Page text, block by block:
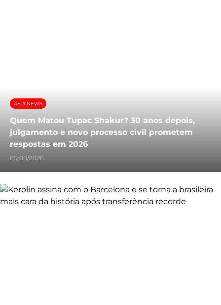
AFRI NEWS
Quem Matou Tupac Shakur? 30 anos depois,
julgamento e novo processo civil prometem
respostas em 2026
05/08/2026